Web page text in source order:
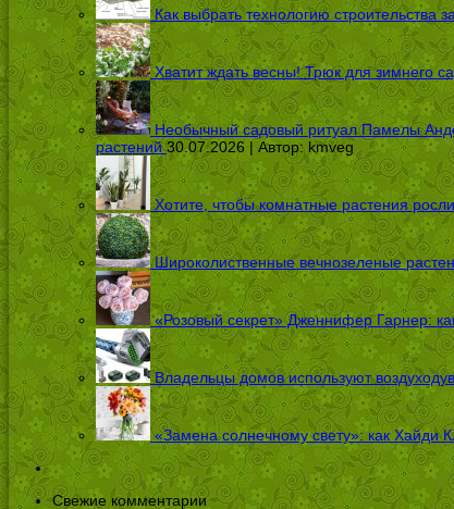
Как выбрать технологию строительства
Хватит ждать весны! Трюк для зимнего
Необычный садовый ритуал Памелы
растений 30.07.2026 | Автор:kmveg
Хотите, чтобы комнатные растения
Широколиственные вечнозеленые
«Розовый секрет» Дженнифер Гарнер:
Владельцы домов используют
«Замена солнечному свету»: как Хайди
Свежие комментарии